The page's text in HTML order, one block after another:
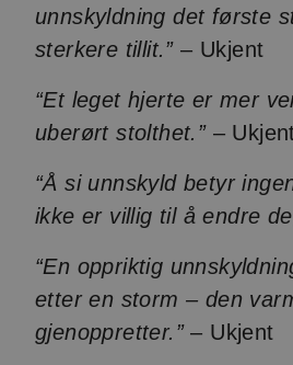
unnskyldning det første
sterkere tillit.”– Ukjent
“Et leget hjerte er mer
uberørt stolthet.”–
“Å si unnskyld betyr
ikke er villig til å endre
“En oppriktig
etter en storm – den
gjenoppretter.”– Ukjent